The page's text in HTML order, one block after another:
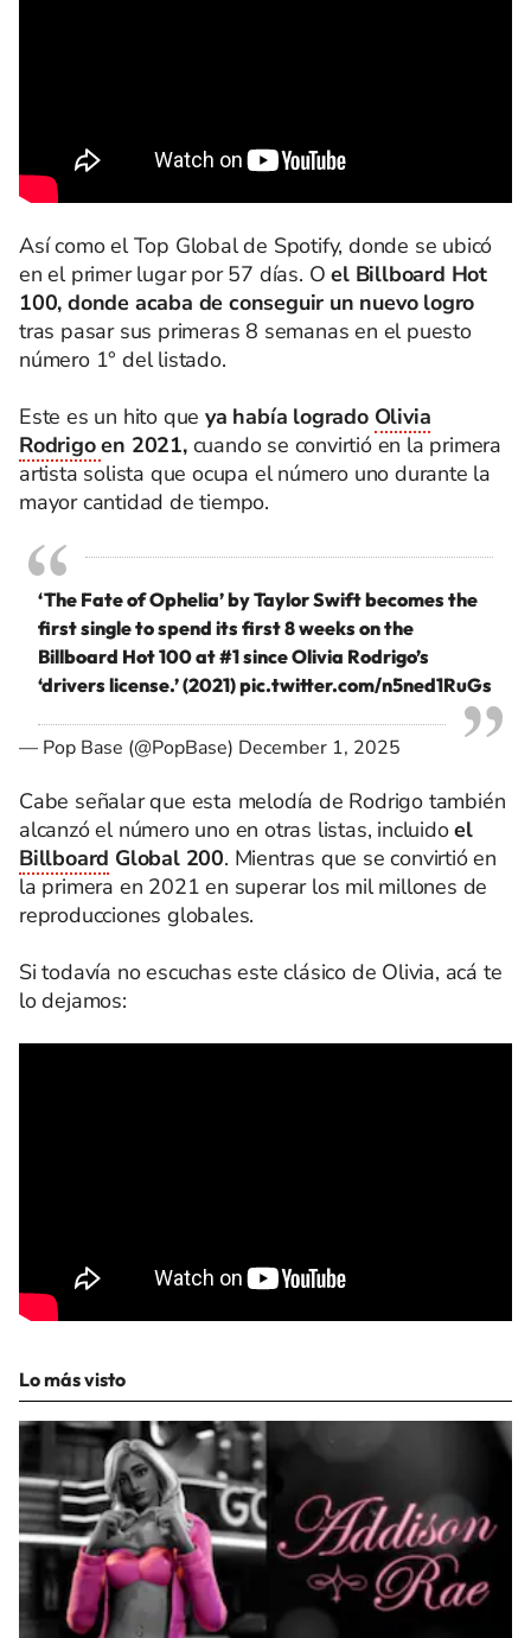
Así como el Top Global de Spotify, donde se ubicó
en el primer lugar por 57 días. Oel Billboard Hot
100, donde acaba de conseguir un nuevo logro
tras pasar sus primeras 8 semanas en el puesto
número 1° del listado.
Este es un hito que ya había logrado Olivia
Rodrigoen 2021,cuando se convirtió en la primera
artista solista que ocupa el número uno durante la
mayor cantidad de tiempo.
‘The Fate of Ophelia’ by Taylor Swift becomes the
first single to spend its first 8 weeks on the
Billboard Hot 100 at #1 since Olivia Rodrigo’s
‘drivers license.’ (2021)pic.twitter.com/n5ned1RuGs
— Pop Base (@PopBase) December 1, 2025
Cabe señalar que esta melodía de Rodrigo también
alcanzó el número uno en otras listas, incluidoel
Billboard Global 200. Mientras que se convirtió en
la primera en 2021 en superar los mil millones de
reproducciones globales.
Si todavía no escuchas este clásico de Olivia, acá te
lo dejamos:
Lo más visto